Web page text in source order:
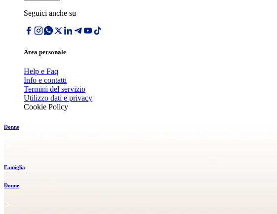
Seguici anche su
Area personale
Help e Faq
Info e contatti
Termini del servizio
Utilizzo dati e privacy
Cookie Policy
Donne
Famiglia
Donne